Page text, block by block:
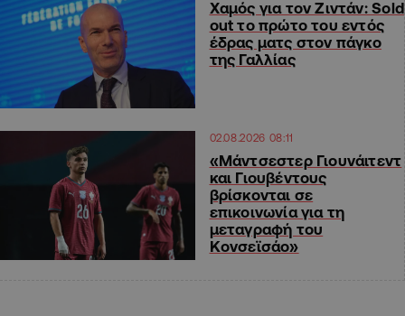
Χαμός για τον Ζιντάν: Sold
out το πρώτο του εντός
έδρας ματς στον πάγκο
της Γαλλίας
02.08.2026 08:11
«Μάντσεστερ Γιουνάιτεντ
και Γιουβέντους
βρίσκονται σε
επικοινωνία για τη
μεταγραφή του
Κονσεϊσάο»